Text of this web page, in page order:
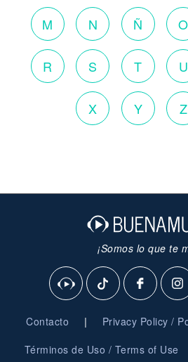
M N Ñ O
R S T U
X Y Z
¡Somos lo que te
Contacto | Privacy Policy /
Términos de Uso / Terms of Use